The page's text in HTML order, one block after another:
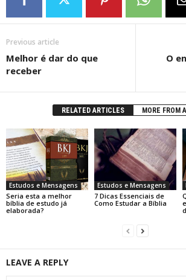
Previous article
Melhor é dar do que
receber
O
RELATED ARTICLES MORE FROM
Estudos e Mensagens
Seria esta a melhor
bíblia de estudo já
elaborada?
Estudos e Mensagens
7 Dicas Essenciais de
Como Estudar a Bíblia
LEAVE A REPLY